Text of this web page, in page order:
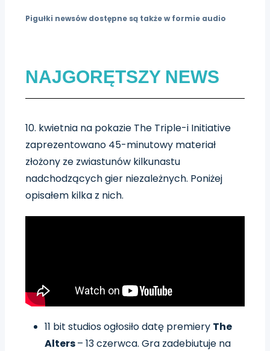
Pigułki newsów dostępne są także w formie audio
NAJGORĘTSZY NEWS
10. kwietnia na pokazie The Triple-i Initiative
zaprezentowano 45-minutowy materiał
złożony ze zwiastunów kilkunastu
nadchodzących gier niezależnych. Poniżej
opisałem kilka z nich.
11 bit studios ogłosiło datę premiery The
Alters– 13 czerwca. Gra zadebiutuje na